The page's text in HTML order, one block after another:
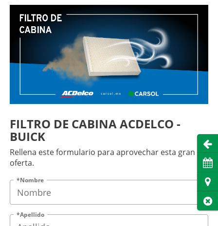
FILTRO DE CABINA ACDELCO -
BUICK
Rellena este formulario para aprovechar esta gran
oferta.
*Nombre
*Apellido